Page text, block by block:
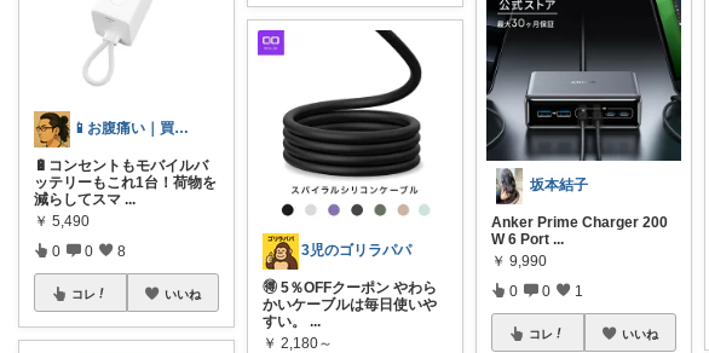
📱お腹痛い｜買ってよかった神ガジェット
🔋コンセントもモバイルバ
ッテリーもこれ1台！荷物を
減らしてスマ ...
￥ 5,490
0 0 8
コレ いいね
3児のゴリラパパ
🉐 5％OFFクーポン やわら
かいケーブルは毎日使いや
すい。
...
￥ 2,180～
坂本結子
Anker Prime Charger 200
W 6 Port ...
￥ 9,990
0 0 1
コレ いいね